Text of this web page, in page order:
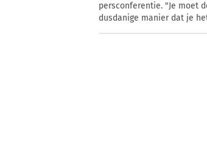
persconferentie. "Je moet
dusdanige manier dat je